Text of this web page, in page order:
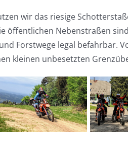
wir das riesige
öffentlichen Nebenstraßen
Forstwege legal befahrbar.
kleinen unbesetzten